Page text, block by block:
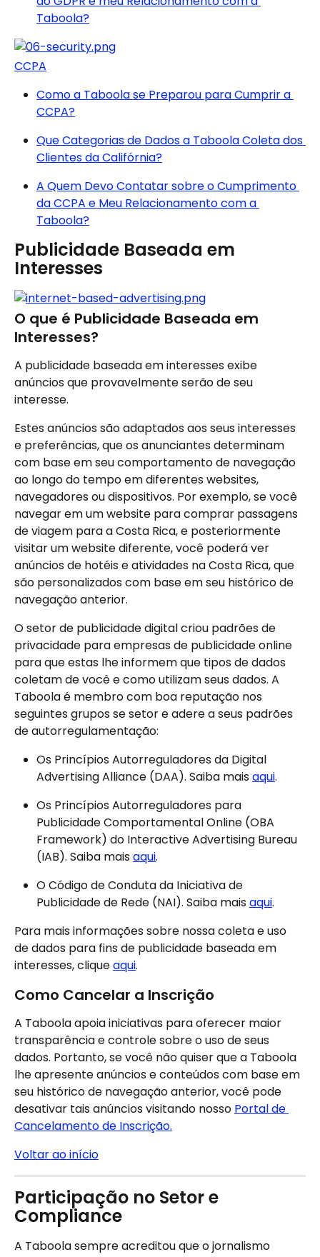
Taboola?
CCPA
Como a Taboola se Preparou para Cumprir a
CCPA?
Que Categorias de Dados a Taboola Coleta dos
Clientes da Califórnia?
A Quem Devo Contatar sobre o Cumprimento
da CCPA e Meu Relacionamento com a
Taboola?
Publicidade Baseada em
Interesses
O que é Publicidade Baseada em
Interesses?
A publicidade baseada em interesses exibe
anúncios que provavelmente serão de seu
interesse.
Estes anúncios são adaptados aos seus interesses
e preferências, que os anunciantes determinam
com base em seu comportamento de navegação
ao longo do tempo em diferentes websites,
navegadores ou dispositivos. Por exemplo, se você
navegar em um website para comprar passagens
de viagem para a Costa Rica, e posteriormente
visitar um website diferente, você poderá ver
anúncios de hotéis e atividades na Costa Rica, que
são personalizados com base em seu histórico de
navegação anterior.
O setor de publicidade digital criou padrões de
privacidade para empresas de publicidade online
para que estas lhe informem que tipos de dados
coletam de você e como utilizam seus dados. A
Taboola é membro com boa reputação nos
seguintes grupos se setor e adere a seus padrões
de autorregulamentação:
Os Princípios Autorreguladores da Digital
Advertising Alliance (DAA). Saiba mais aqui.
Os Princípios Autorreguladores para
Publicidade Comportamental Online (OBA
Framework) do Interactive Advertising Bureau
(IAB). Saiba mais aqui.
O Código de Conduta da Iniciativa de
Publicidade de Rede (NAI). Saiba mais aqui.
Para mais informações sobre nossa coleta e uso
de dados para fins de publicidade baseada em
interesses, clique aqui.
Como Cancelar a Inscrição
A Taboola apoia iniciativas para oferecer maior
transparência e controle sobre o uso de seus
dados. Portanto, se você não quiser que a Taboola
lhe apresente anúncios e conteúdos com base em
seu histórico de navegação anterior, você pode
desativar tais anúncios visitando nosso Portal de
Cancelamento de Inscrição.
Voltar ao início
Participação no Setor e
Compliance
A Taboola sempre acreditou que o jornalismo